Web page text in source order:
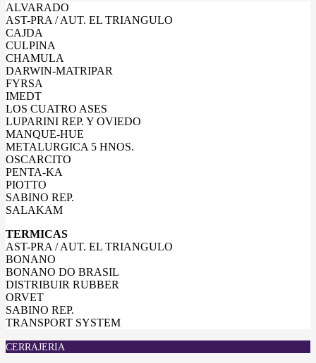
ALVARADO
AST-PRA / AUT. EL TRIANGULO
CAJDA
CULPINA
CHAMULA
DARWIN-MATRIPAR
FYRSA
IMEDT
LOS CUATRO ASES
LUPARINI REP. Y OVIEDO
MANQUE-HUE
METALURGICA 5 HNOS.
OSCARCITO
PENTA-KA
PIOTTO
SABINO REP.
SALAKAM
TERMICAS
AST-PRA / AUT. EL TRIANGULO
BONANO
BONANO DO BRASIL
DISTRIBUIR RUBBER
ORVET
SABINO REP.
TRANSPORT SYSTEM
CERRAJERIA